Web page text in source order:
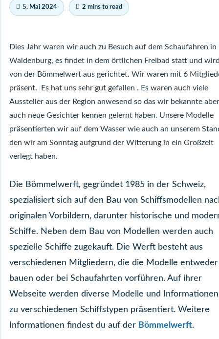
5. Mai 2024 2 mins to read
Dies Jahr waren wir auch zu Besuch auf dem Schaufahren in
Waldenburg, es findet in dem örtlichen Freibad statt und
von der Bömmelwert aus gerichtet. Wir waren mit 6
präsent. Es hat uns sehr gut gefallen . Es waren auch viele
Aussteller aus der Region anwesend so das wir bekannte aber
auch neue Gesichter kennen gelernt haben. Unsere Modelle
präsentierten wir auf dem Wasser wie auch an unserem
den wir am Sonntag aufgrund der Witterung in ein Großzelt
verlegt haben.
Die Bömmelwerft, gegründet 1985 in der Schweiz,
spezialisiert sich auf den Bau von Schiffsmodellen
originalen Vorbildern, darunter historische und
Schiffe. Neben dem Bau von Modellen werden auch
spezielle Schiffe zugekauft. Die Werft besteht aus
verschiedenen Mitgliedern, die die Modelle entweder
bauen oder bei Schaufahrten vorführen. Auf ihrer
Webseite werden diverse Modelle und Informationen
zu verschiedenen Schiffstypen präsentiert​. Weitere
Informationen findest du auf der Bömmelwerft.